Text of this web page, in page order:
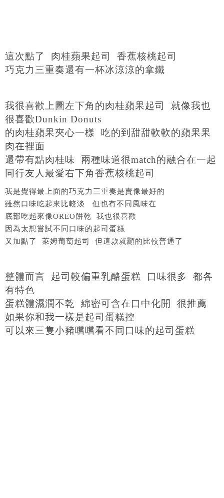
這次點了 肉桂蘋果起司 香蕉核桃起司
巧克力三重奏還有一杯冰涼涼的拿鐵
我很喜歡上圖左下角的肉桂蘋果起司 就像我也
很喜歡Dunkin Donuts
的肉桂蘋果夾心一樣 吃的到甜甜軟軟的蘋果果
肉在裡面
還帶有點肉桂味 兩種味道很match的融合在一起
同行友人最愛右下角香蕉核桃起司
我是覺得最上面的巧克力三重奏是賣像最好的
雖然口味吃起來比較淡 但也有不同風味在
底部吃起來像OREO餅乾 我也很喜歡
因為太想嘗試不同口味的起司蛋糕
又加點了 萊姆葡萄起司 但這款就顯的比較普通了
整體而言 起司較偏重乳酪蛋糕 口味很多 都各
有特色
蛋糕體濕潤不乾 綿密可含在口中化開 很推薦
如果你和我一樣是起司蛋糕控
可以來三隻小豬嚐嚐看不同口味的起司蛋糕